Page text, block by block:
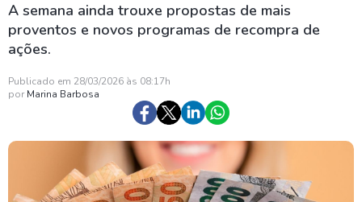
A semana ainda trouxe propostas de mais
proventos e novos programas de recompra de
ações.
Publicado em 28/03/2026 às 08:17h
por Marina Barbosa